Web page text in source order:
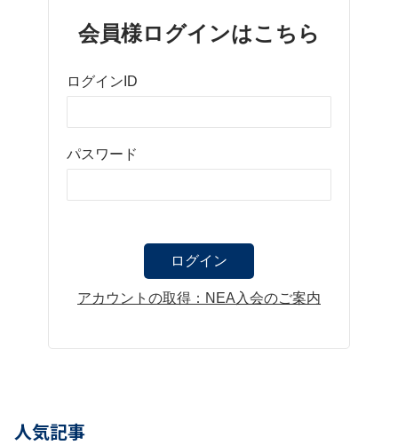
会員様ログインはこちら
ログインID
パスワード
アカウントの取得：NEA入会のご案内
人気記事